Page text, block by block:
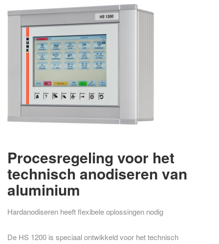
Procesregeling voor het
technisch anodiseren van
aluminium
Hardanodiseren heeft flexibele oplossingen nodig
De HS 1200 is speciaal ontwikkeld voor het technisch